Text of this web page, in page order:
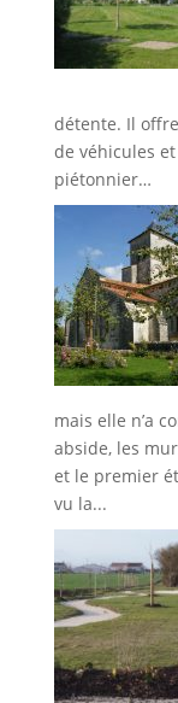
détente. Il
de véhicules
piétonnier…
mais elle n’a
abside, les
et le premier
vu la...